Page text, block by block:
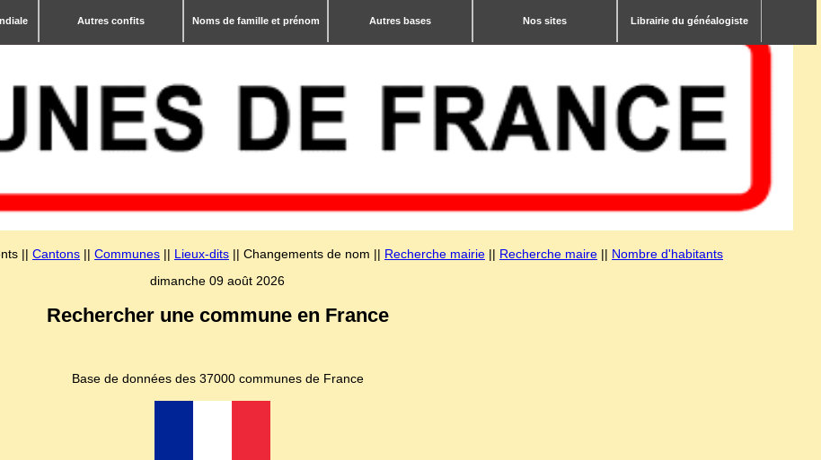
Autres confits Noms de famille et prénom Autres bases Nos sites Librairie du généalogiste
|| Cantons || Communes || Lieux-dits || Changements de nom || Recherche mairie || Recherche maire || Nombre d'habitants
dimanche 09 août 2026
Rechercher une commune en France
Base de données des 37000 communes de France